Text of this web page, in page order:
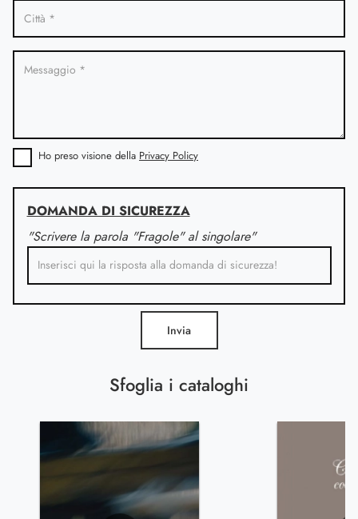
Sfoglia i cataloghi
Ho preso visione della Privacy Policy
DOMANDA DI SICUREZZA
"Scrivere la parola "Fragole" al singolare"
Invia